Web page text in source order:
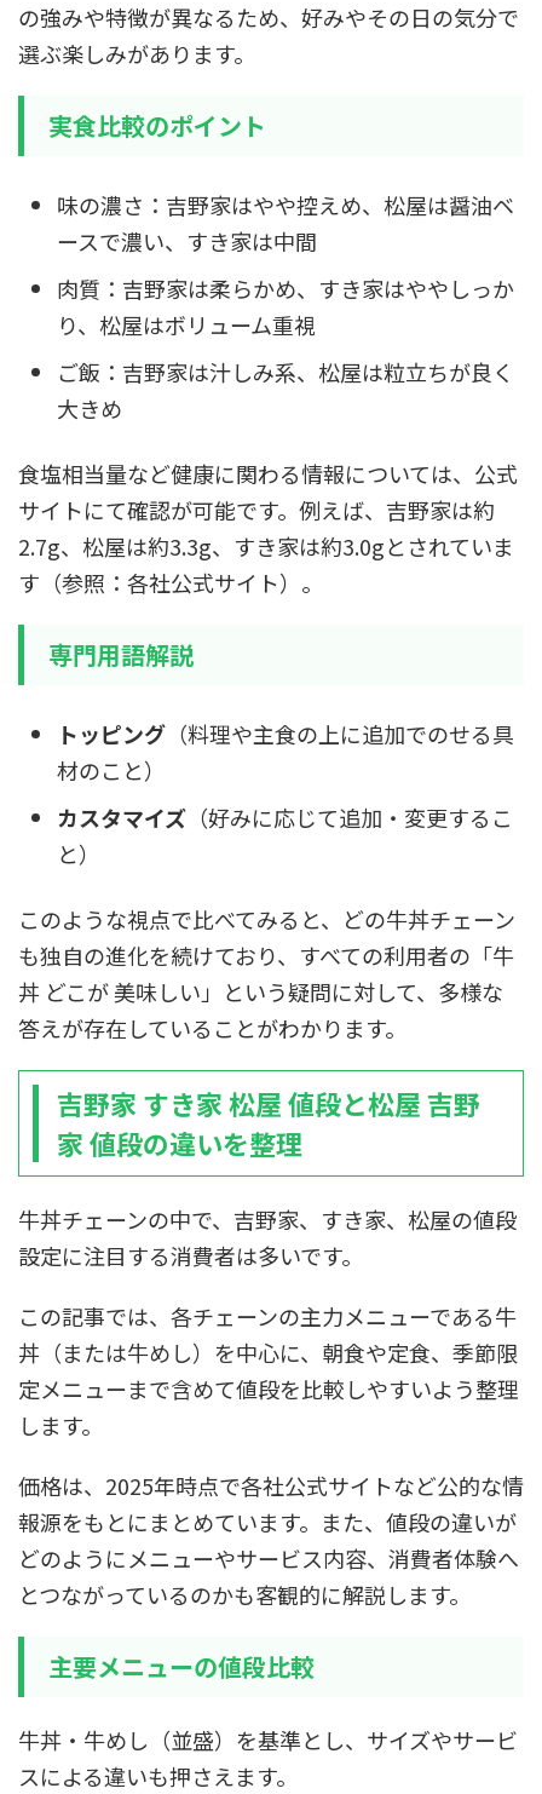
の強みや特徴が異なるため、好みやその日の気分で
選ぶ楽しみがあります。
実食比較のポイント
味の濃さ：吉野家はやや控えめ、松屋は醤油ベ
ースで濃い、すき家は中間
肉質：吉野家は柔らかめ、すき家はややしっか
り、松屋はボリューム重視
ご飯：吉野家は汁しみ系、松屋は粒立ちが良く
大きめ
食塩相当量など健康に関わる情報については、公式
サイトにて確認が可能です。例えば、吉野家は約
2.7g、松屋は約3.3g、すき家は約3.0gとされていま
す（参照：各社公式サイト）。
専門用語解説
トッピング （料理や主食の上に追加でのせる具
材のこと）
カスタマイズ （好みに応じて追加・変更するこ
と）
このような視点で比べてみると、どの牛丼チェーン
も独自の進化を続けており、すべての利用者の「牛
丼 どこが 美味しい」という疑問に対して、多様な
答えが存在していることがわかります。
吉野家 すき家 松屋 値段と松屋 吉野
家 値段の違いを整理
牛丼チェーンの中で、吉野家、すき家、松屋の値段
設定に注目する消費者は多いです。
この記事では、各チェーンの主力メニューである牛
丼（または牛めし）を中心に、朝食や定食、季節限
定メニューまで含めて値段を比較しやすいよう整理
します。
価格は、2025年時点で各社公式サイトなど公的な情
報源をもとにまとめています。また、値段の違いが
どのようにメニューやサービス内容、消費者体験へ
とつながっているのかも客観的に解説します。
主要メニューの値段比較
牛丼・牛めし（並盛）を基準とし、サイズやサービ
スによる違いも押さえます。